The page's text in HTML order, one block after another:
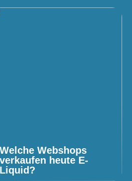
Welche Webshops
verkaufen heute E-
Liquid?